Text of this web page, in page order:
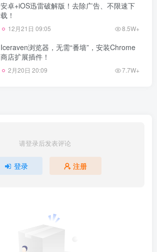
安卓+iOS迅雷破解版！去除广告、不限速下
载！
12月21日 09:05 8.5W+
Iceraven浏览器，无需“番墙”，安装Chrome
商店扩展插件！
2月20日 20:09 7.7W+
请登录后发表评论
登录 注册